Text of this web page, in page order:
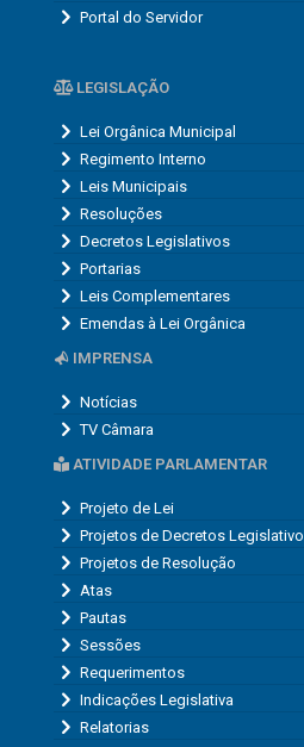
Portal do Servidor
LEGISLAÇÃO
Lei Orgânica Municipal
Regimento Interno
Leis Municipais
Resoluções
Decretos Legislativos
Portarias
Leis Complementares
Emendas à Lei Orgânica
IMPRENSA
Notícias
TV Câmara
ATIVIDADE PARLAMENTAR
Projeto de Lei
Projetos de Decretos Legislativo
Projetos de Resolução
Atas
Pautas
Sessões
Requerimentos
Indicações Legislativa
Relatorias